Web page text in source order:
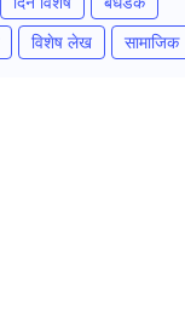
विशेष लेख सामाजिक